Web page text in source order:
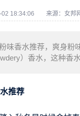
18:34:06 来源： 女邦
味香水推荐，爽身粉
）香水，这种香
推荐